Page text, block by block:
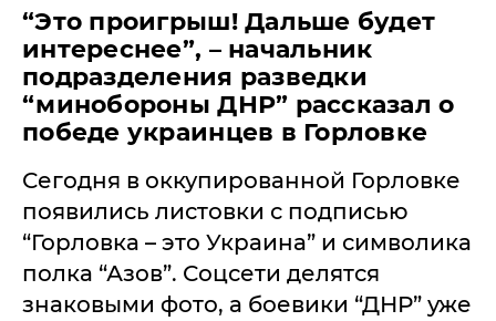
​“Это проигрыш! Дальше будет
интереснее”, – начальник
подразделения разведки
“минобороны ДНР” рассказал о
победе украинцев в Горловке
Сегодня в оккупированной Горловке
появились листовки с подписью
“Горловка – это Украина” и символика
полка “Азов”. Соцсети делятся
знаковыми фото, а боевики “ДНР” уже